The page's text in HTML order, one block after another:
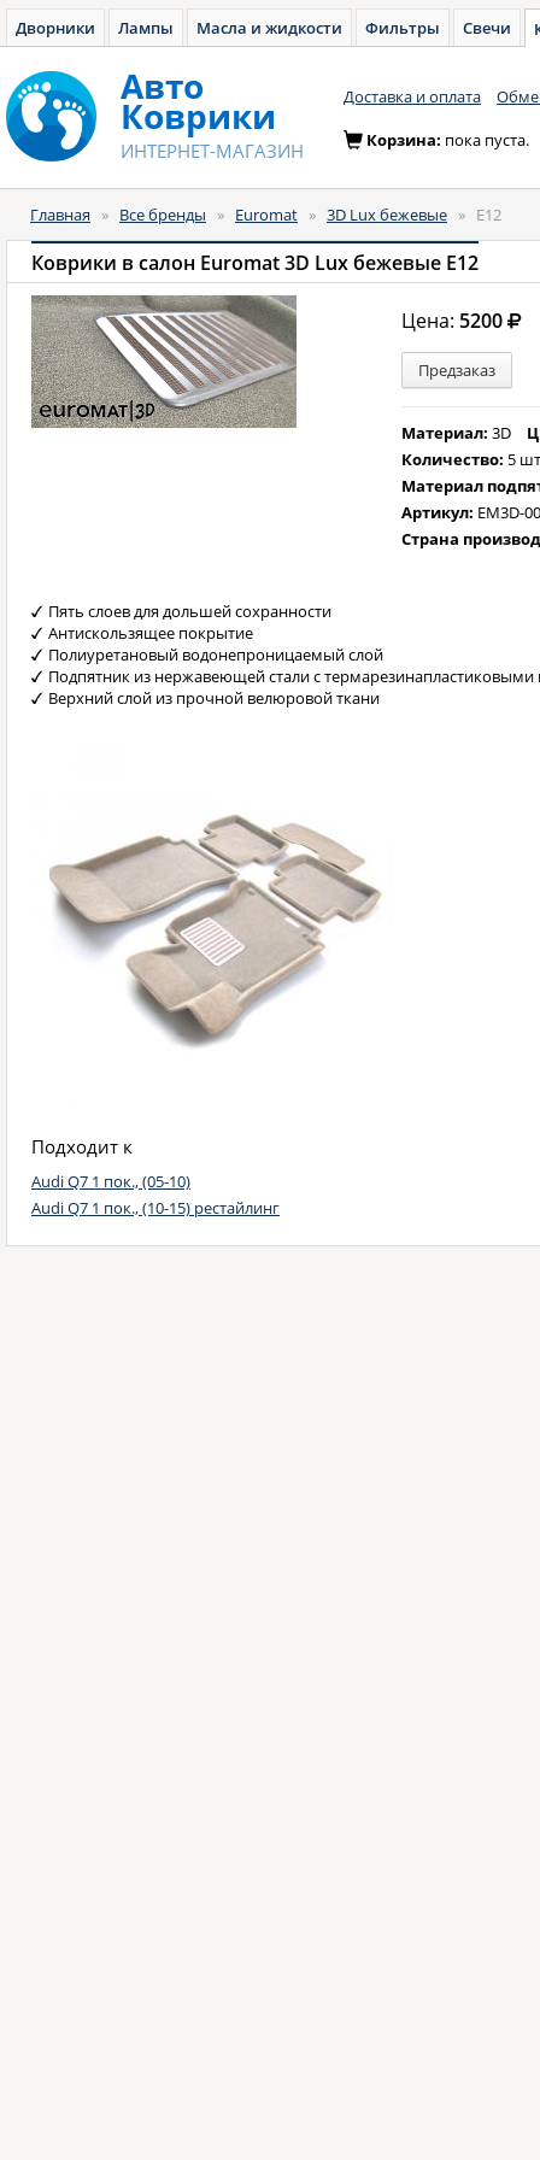
Дворники Лампы Масла и жидкости Фильтры Свечи
Авто
Коврики
ИНТЕРНЕТ-МАГАЗИН
Доставка и оплата
Корзина: пока пуста.
Главная » Все бренды » Euromat » 3D Lux бежевые » E12
Коврики в салон Euromat 3D Lux бежевые E12
Цена: 5200
Предзаказ
Материал:3D
Количество: 5
Материал
Артикул: EM3D-
Страна
Пять слоев для дольшей сохранности
Антискользящее покрытие
Полиуретановый водонепроницаемый слой
Подпятник из нержавеющей стали с термарезинапластиковыми
Верхний слой из прочной велюровой ткани
Подходит к
Audi Q7 1 пок., (05-10)
Audi Q7 1 пок., (10-15) рестайлинг